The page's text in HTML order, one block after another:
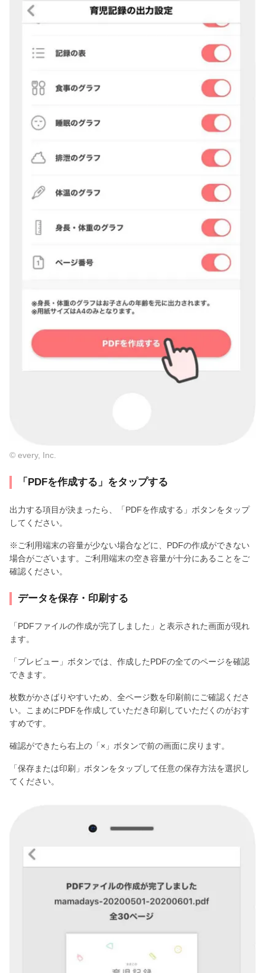
© every, Inc.
「PDFを作成する」をタップする
出力する項目が決まったら、「PDFを作成する」ボタンをタップ
してください。
※ご利用端末の容量が少ない場合などに、PDFの作成ができない
場合がございます。ご利用端末の空き容量が十分にあることをご
確認ください。
データを保存・印刷する
「PDFファイルの作成が完了しました」と表示された画面が現れ
ます。
「プレビュー」ボタンでは、作成したPDFの全てのページを確認
できます。
枚数がかさばりやすいため、全ページ数を印刷前にご確認くださ
い。こまめにPDFを作成していただき印刷していただくのがおす
すめです。
確認ができたら右上の「×」ボタンで前の画面に戻ります。
「保存または印刷」ボタンをタップして任意の保存方法を選択し
てください。